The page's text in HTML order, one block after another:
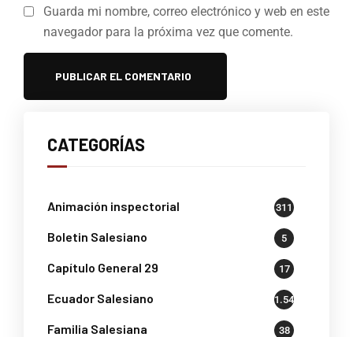
Guarda mi nombre, correo electrónico y web en este
navegador para la próxima vez que comente.
CATEGORÍAS
Animación inspectorial 311
Boletin Salesiano 5
Capítulo General 29 17
Ecuador Salesiano 1.541
Familia Salesiana 38